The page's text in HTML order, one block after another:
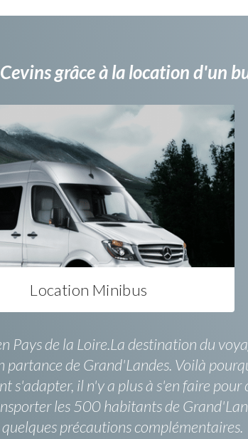
grâce à la location d'un
Location Minibus
Pays de la Loire.La destination du
partance de Grand'Landes. Voilà
s'adapter, il n'y a plus à s'en faire
les 500 habitants de
précautions complémentaires.